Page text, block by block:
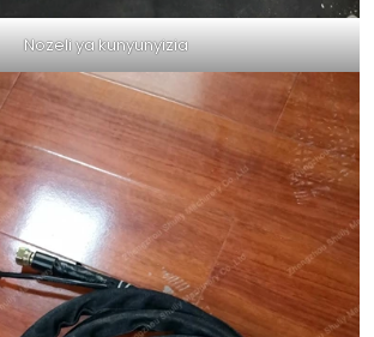
Nozeli ya kunyunyizia